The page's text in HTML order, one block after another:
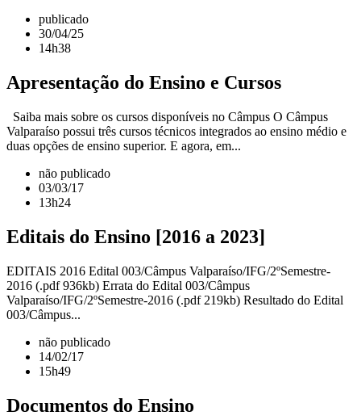
publicado
30/04/25
14h38
Apresentação do Ensino e Cursos
Saiba mais sobre os cursos disponíveis no Câmpus O Câmpus
Valparaíso possui três cursos técnicos integrados ao ensino médio e
duas opções de ensino superior. E agora, em...
não publicado
03/03/17
13h24
Editais do Ensino [2016 a 2023]
EDITAIS 2016 Edital 003/Câmpus Valparaíso/IFG/2ºSemestre-
2016 (.pdf 936kb) Errata do Edital 003/Câmpus
Valparaíso/IFG/2ºSemestre-2016 (.pdf 219kb) Resultado do Edital
003/Câmpus...
não publicado
14/02/17
15h49
Documentos do Ensino